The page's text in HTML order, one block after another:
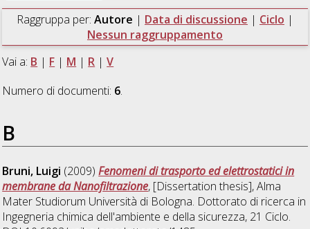
Raggruppa per: Autore | Data di discussione | Ciclo |
Nessun raggruppamento
Vai a: B | F | M | R |V
Numero di documenti: 6.
B
Bruni, Luigi (2009)Fenomeni di trasporto ed elettrostatici in
membrane da Nanofiltrazione, [Dissertation thesis], Alma
Mater Studiorum Università di Bologna. Dottorato di ricerca in
Ingegneria chimica dell'ambiente e della sicurezza, 21 Ciclo.